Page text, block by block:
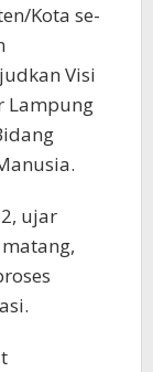
Kota se-
Visi
Lampung
ujar